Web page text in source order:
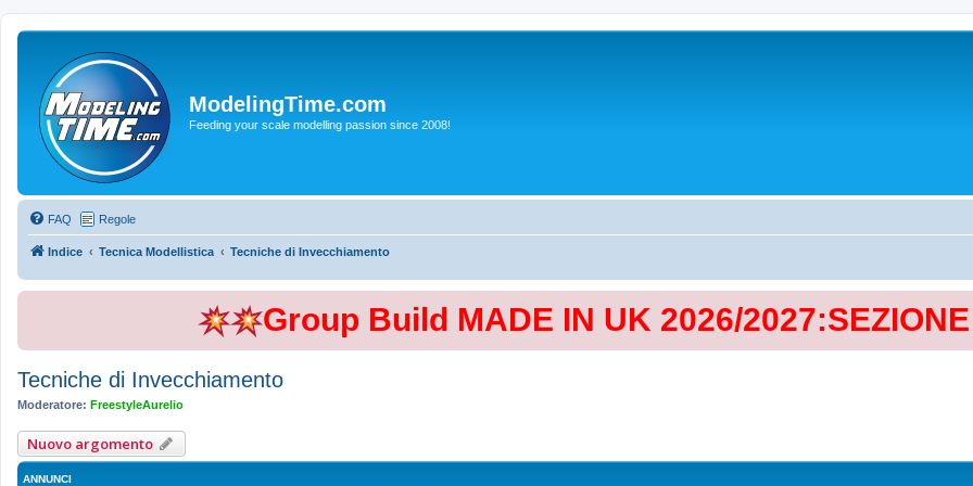
ModelingTime.com
Feeding your scale modelling passion since 2008!
FAQ Regole
Indice Tecnica Modellistica Tecniche di Invecchiamento
Group Build MADE IN UK 2026/
Tecniche di Invecchiamento
Moderatore: FreestyleAurelio
Nuovo argomento
ANNUNCI